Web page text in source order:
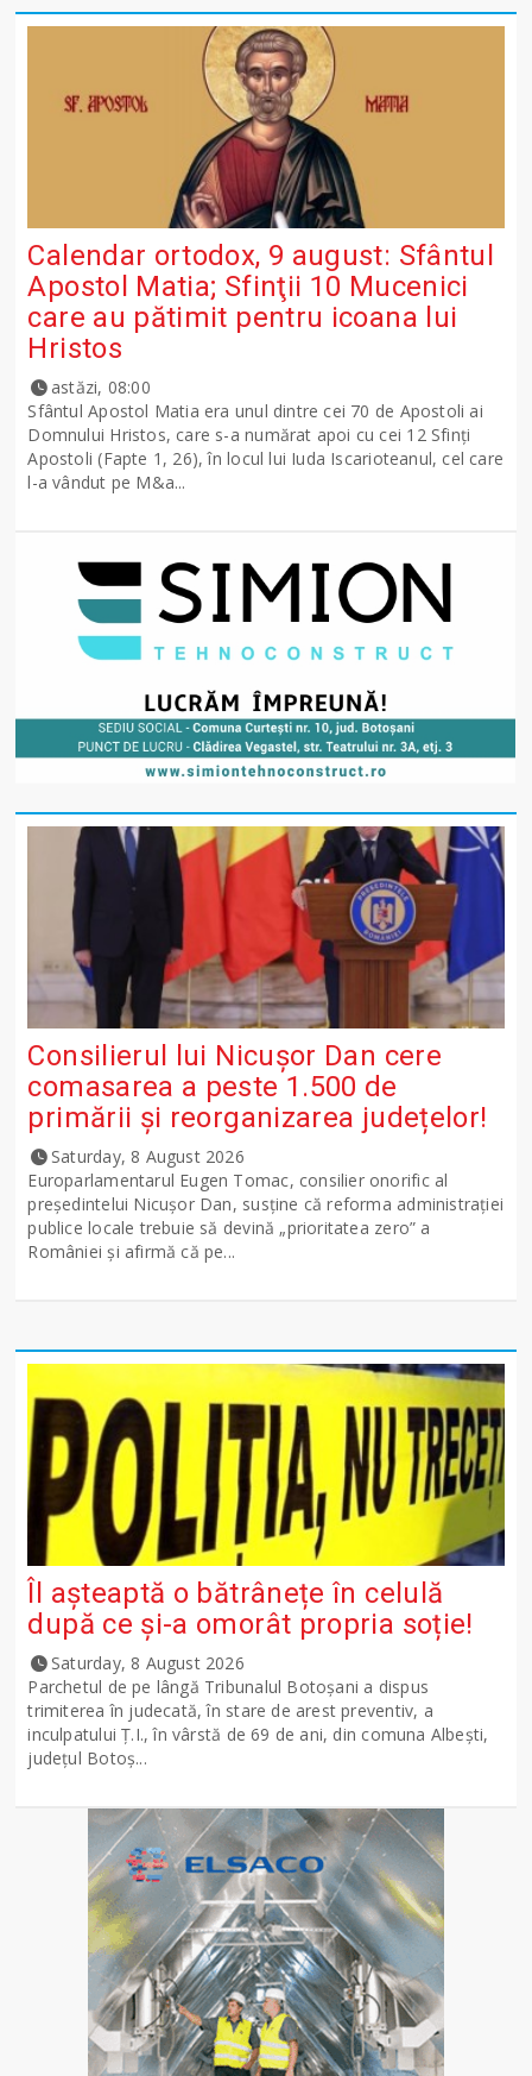
Calendar ortodox, 9 august: Sfântul
Apostol Matia; Sfinţii 10 Mucenici
care au pătimit pentru icoana lui
Hristos
astăzi, 08:00
Sfântul Apostol Matia era unul dintre cei 70 de Apostoli ai
Domnului Hristos, care s-a numărat apoi cu cei 12 Sfinţi
Apostoli (Fapte 1, 26), în locul lui Iuda Iscarioteanul, cel care
l-a vândut pe M&a...
Consilierul lui Nicușor Dan cere
comasarea a peste 1.500 de
primării și reorganizarea județelor!
Saturday, 8 August 2026
Europarlamentarul Eugen Tomac, consilier onorific al
președintelui Nicușor Dan, susține că reforma administrației
publice locale trebuie să devină „prioritatea zero” a
României și afirmă că pe...
Îl așteaptă o bătrânețe în celulă
după ce și-a omorât propria soție!
Saturday, 8 August 2026
Parchetul de pe lângă Tribunalul Botoşani a dispus
trimiterea în judecată, în stare de arest preventiv, a
inculpatului Ț.I., în vârstă de 69 de ani, din comuna Albești,
județul Botoș...